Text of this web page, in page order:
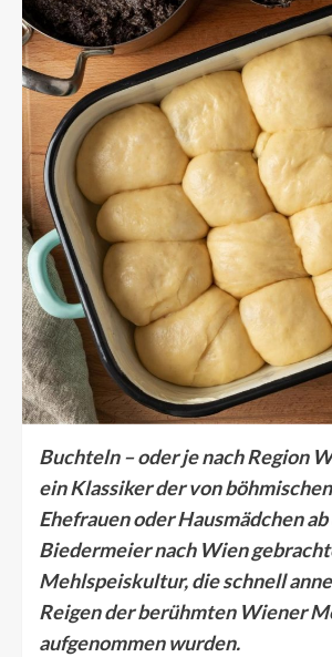
Buchteln – oder je nach Region
ein Klassiker der von
Ehefrauen oder Hausmädchen
Biedermeier nach Wien
Mehlspeiskultur, die schnell
Reigen der berühmten Wiener
aufgenommen wurden.